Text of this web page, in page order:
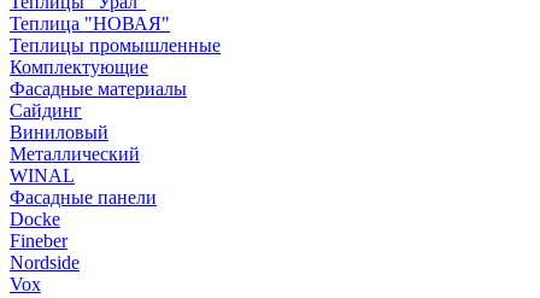
Теплица "НОВАЯ"
Теплицы промышленные
Комплектующие
Фасадные материалы
Сайдинг
Виниловый
Металлический
WINAL
Фасадные панели
Docke
Fineber
Nordside
Vox